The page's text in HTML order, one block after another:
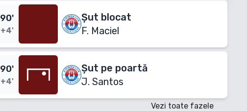
90'
+4'
Șut blocat
F. Maciel
90'
+4'
Șut pe poartă
J. Santos
Vezi toate fazele